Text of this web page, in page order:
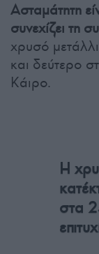
Ασταμάτητη
συνεχίζει τη
χρυσό
και δεύτερο
Κάιρο.
Η
στα